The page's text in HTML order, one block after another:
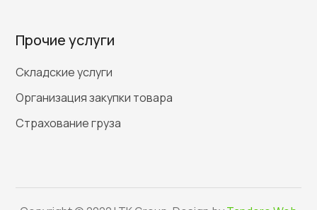
Прочие услуги
Складские услуги
Организация закупки товара
Страхование груза